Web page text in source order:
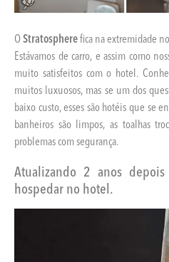
OStratospherefica na extremidade
Estávamos de carro, e assim como
muito satisfeitos com o hotel.
muitos luxuosos, mas se um dos
baixo custo, esses são hotéis que se
banheiros são limpos, as toalhas
problemas com segurança.
Atualizando 2 anos
hospedar no hotel.